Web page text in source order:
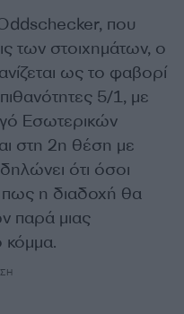
που
των στοιχημάτων, ο
ως το φαβορί
5/1, με
Εσωτερικών
στη 2η θέση με
ότι όσοι
πως η διαδοχή θα
παρά μιας
κόμμα.